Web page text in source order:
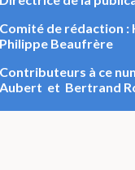
de rédaction :
Beaufrère
à ce
et Bertrand